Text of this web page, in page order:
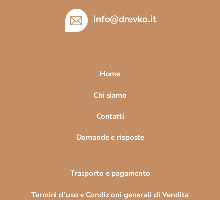
info@drevko.it
Home
Chi siamo
Contatti
Domande e risposte
Trasporto e pagamento
Termini d’uso e Condizioni generali di Vendita